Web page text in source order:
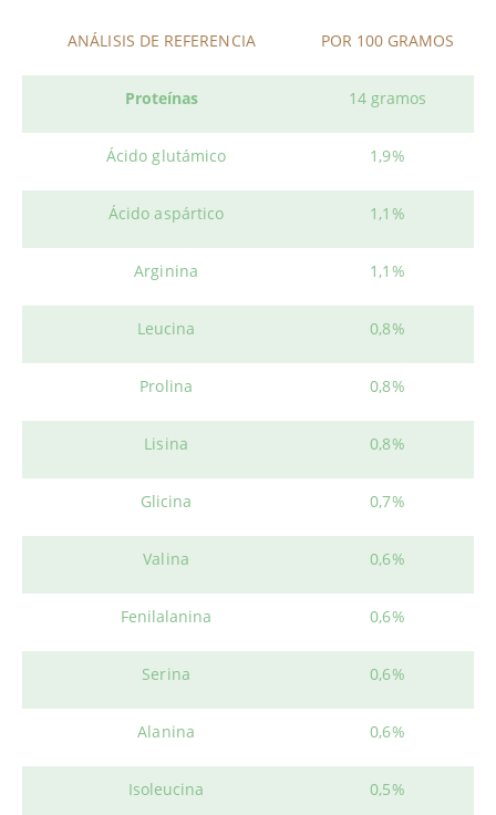
ANÁLISIS DE REFERENCIA POR 100 GRAMOS
Proteínas 14 gramos
Ácido glutámico 1,9%
Ácido aspártico 1,1%
Arginina 1,1%
Leucina 0,8%
Prolina 0,8%
Lisina 0,8%
Glicina 0,7%
Valina 0,6%
Fenilalanina 0,6%
Serina 0,6%
Alanina 0,6%
Isoleucina 0,5%